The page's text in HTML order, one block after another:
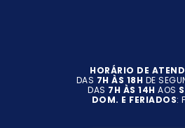
HORÁRIO DE
DAS 7H ÀS 18H DE
DAS 7H ÀS 14H AOS
DOM. E FERIADOS: